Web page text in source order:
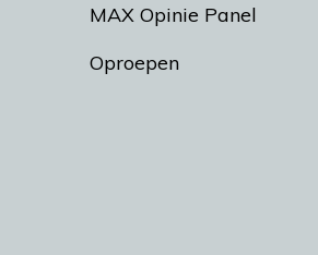
MAX Opinie Panel
Oproepen